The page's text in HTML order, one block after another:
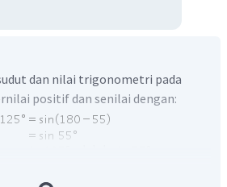
dan nilai trigonometri pada
positif dan senilai dengan: